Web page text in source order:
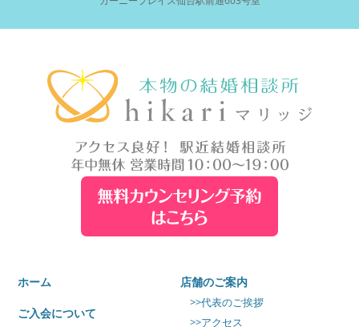
ホーム
ご入会について
店舗のご案内
>>代表のご挨拶
>>アクセス